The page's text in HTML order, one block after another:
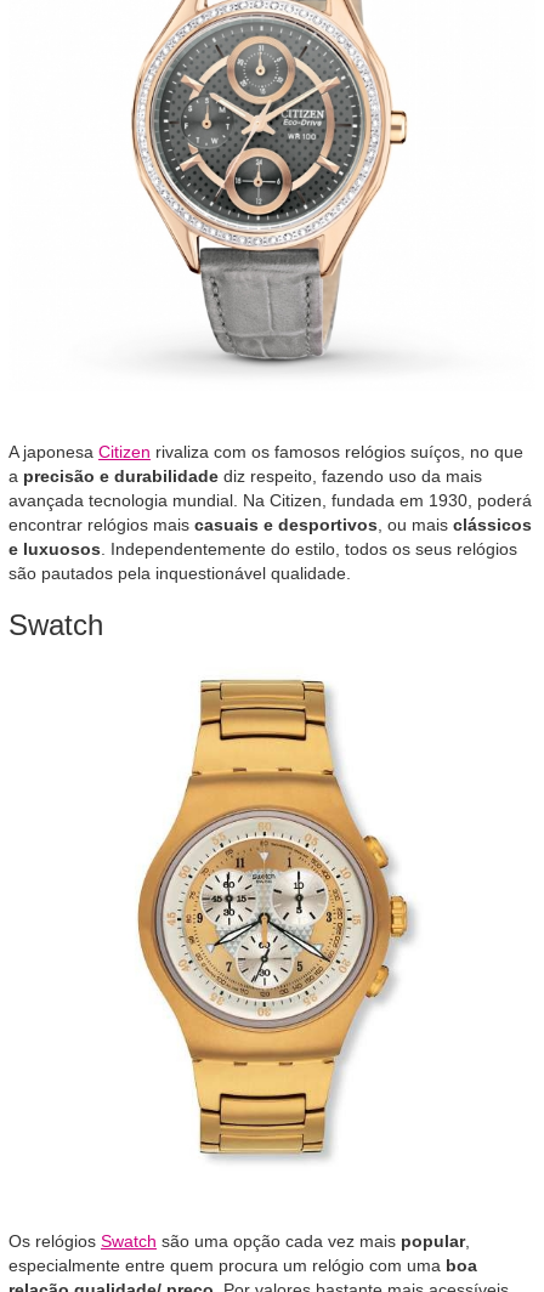
A japonesa Citizen rivaliza com os famosos relógios suíços, no que
a precisão e durabilidade diz respeito, fazendo uso da mais
avançada tecnologia mundial. Na Citizen, fundada em 1930, poderá
encontrar relógios mais casuais e desportivos, ou mais clássicos
e luxuosos. Independentemente do estilo, todos os seus relógios
são pautados pela inquestionável qualidade.
Swatch
Os relógios Swatch são uma opção cada vez mais popular,
especialmente entre quem procura um relógio com uma boa